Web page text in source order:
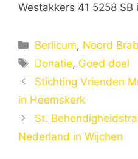
Westakkers 41 5258 SB
Categorieën
Berlicum, Noord
Tags
Donatie, Goed doel
Stichting Vrienden
in Heemskerk
St.
Nederland in Wijchen